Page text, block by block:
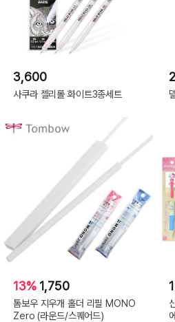
3,600
사쿠라 젤리롤 화이트3종세트
13% 1,750
톰보우 지우개 홀더 리필 MONO
Zero (라운드/스퀘어드)